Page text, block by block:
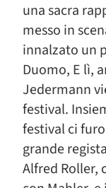
una sacra
messo in
innalzato un
Duomo, E lì,
Jedermann
festival.
festival ci
grande
Alfred Roller,